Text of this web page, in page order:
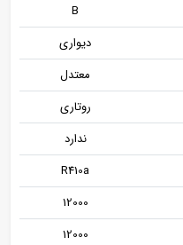
B
دیواری
معتدل
روتاری
ندارد
R410a
12000
12000